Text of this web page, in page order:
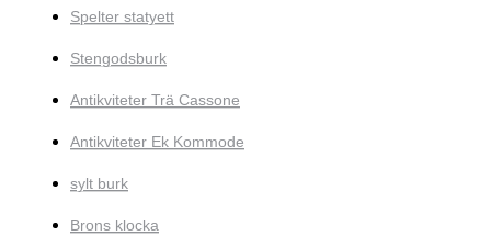
Spelter statyett
Stengodsburk
Antikviteter Trä Cassone
Antikviteter Ek Kommode
sylt burk
Brons klocka